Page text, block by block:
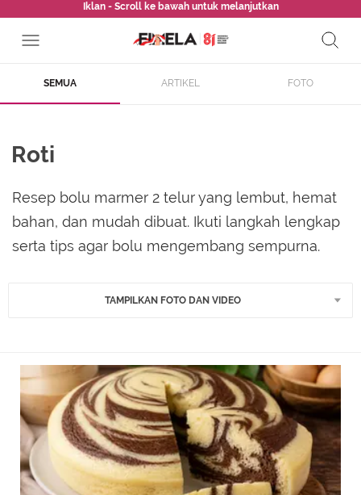
Iklan - Scroll ke bawah untuk melanjutkan
SEMUA ARTIKEL FOTO
Roti
Resep bolu marmer 2 telur yang lembut, hemat
bahan, dan mudah dibuat. Ikuti langkah lengkap
serta tips agar bolu mengembang sempurna.
TAMPILKAN FOTO DAN VIDEO